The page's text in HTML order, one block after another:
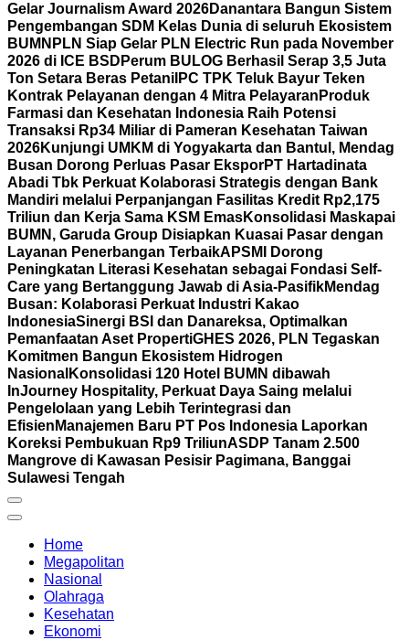
Gelar Journalism Award 2026Danantara Bangun Sistem
Pengembangan SDM Kelas Dunia di seluruh Ekosistem
BUMN PLN Siap Gelar PLN Electric Run pada November
2026 di ICE BSD Perum BULOG Berhasil Serap 3,5 Juta
Ton Setara Beras Petani IPC TPK Teluk Bayur Teken
Kontrak Pelayanan dengan 4 Mitra Pelayaran Produk
Farmasi dan Kesehatan Indonesia Raih Potensi
Transaksi Rp34 Miliar di Pameran Kesehatan Taiwan
2026Kunjungi UMKM di Yogyakarta dan Bantul, Mendag
Busan Dorong Perluas Pasar EksporPT Hartadinata
Abadi Tbk Perkuat Kolaborasi Strategis dengan Bank
Mandiri melalui Perpanjangan Fasilitas Kredit Rp2,175
Triliun dan Kerja Sama KSM EmasKonsolidasi Maskapai
BUMN, Garuda Group Disiapkan Kuasai Pasar dengan
Layanan Penerbangan TerbaikAPSMI Dorong
Peningkatan Literasi Kesehatan sebagai Fondasi Self-
Care yang Bertanggung Jawab di Asia-PasifikMendag
Busan: Kolaborasi Perkuat Industri Kakao
IndonesiaSinergi BSI dan Danareksa, Optimalkan
Pemanfaatan Aset PropertiGHES 2026, PLN Tegaskan
Komitmen Bangun Ekosistem Hidrogen
Nasional Konsolidasi 120 Hotel BUMN dibawah
InJourney Hospitality, Perkuat Daya Saing melalui
Pengelolaan yang Lebih Terintegrasi dan
Efisien Manajemen Baru PT Pos Indonesia Laporkan
Koreksi Pembukuan Rp9 TriliunASDP Tanam 2.500
Mangrove di Kawasan Pesisir Pagimana, Banggai
Sulawesi Tengah
Home
Megapolitan
Nasional
Olahraga
Kesehatan
Ekonomi